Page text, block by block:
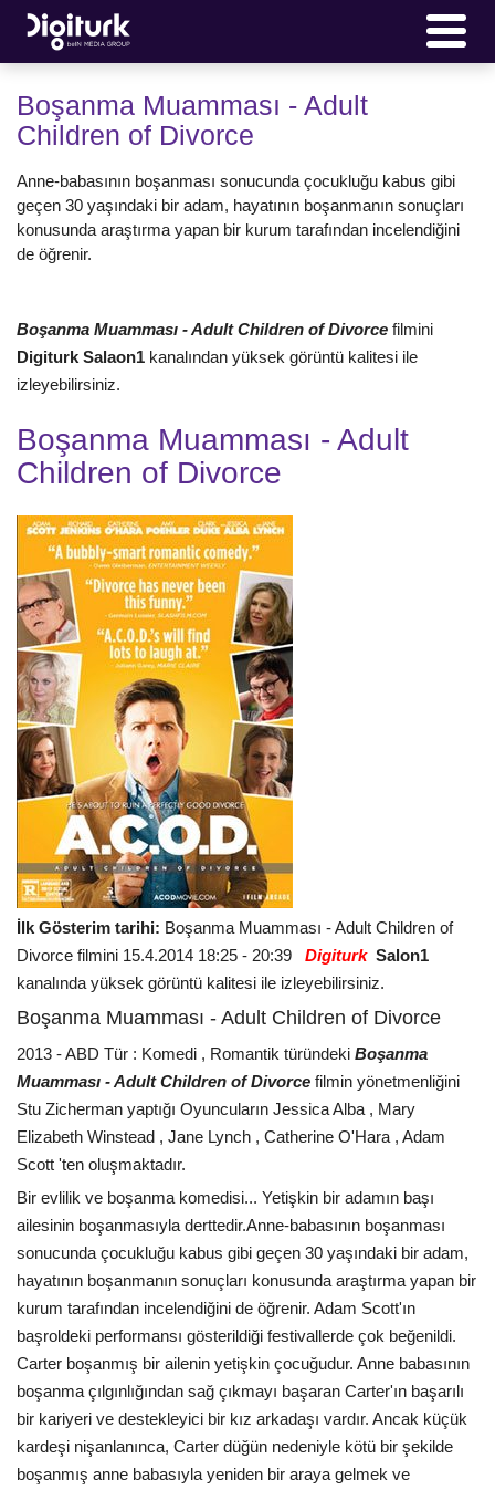
Boşanma Muamması - Adult
Children of Divorce
Anne-babasının boşanması sonucunda çocukluğu kabus gibi
geçen 30 yaşındaki bir adam, hayatının boşanmanın sonuçları
konusunda araştırma yapan bir kurum tarafından incelendiğini
de öğrenir.
Boşanma Muamması - Adult Children of Divorce filmini
Digiturk Salaon1 kanalından yüksek görüntü kalitesi ile
izleyebilirsiniz.
Boşanma Muamması - Adult
Children of Divorce
İlk Gösterim tarihi: Boşanma Muamması - Adult Children of
Divorce filmini 15.4.2014 18:25 - 20:39 Digiturk Salon1
kanalında yüksek görüntü kalitesi ile izleyebilirsiniz.
Boşanma Muamması - Adult Children of Divorce
2013 - ABD Tür : Komedi , Romantik türündeki Boşanma
Muamması - Adult Children of Divorce filmin yönetmenliğini
Stu Zicherman yaptığı Oyuncuların Jessica Alba , Mary
Elizabeth Winstead , Jane Lynch , Catherine O'Hara , Adam
Scott 'ten oluşmaktadır.
Bir evlilik ve boşanma komedisi... Yetişkin bir adamın başı
ailesinin boşanmasıyla derttedir.Anne-babasının boşanması
sonucunda çocukluğu kabus gibi geçen 30 yaşındaki bir adam,
hayatının boşanmanın sonuçları konusunda araştırma yapan bir
kurum tarafından incelendiğini de öğrenir. Adam Scott'ın
başroldeki performansı gösterildiği festivallerde çok beğenildi.
Carter boşanmış bir ailenin yetişkin çocuğudur. Anne babasının
boşanma çılgınlığından sağ çıkmayı başaran Carter'ın başarılı
bir kariyeri ve destekleyici bir kız arkadaşı vardır. Ancak küçük
kardeşi nişanlanınca, Carter düğün nedeniyle kötü bir şekilde
boşanmış anne babasıyla yeniden bir araya gelmek ve